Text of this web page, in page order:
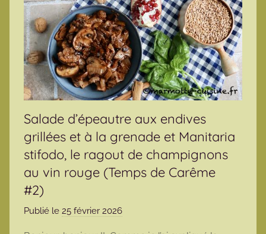
Salade d’épeautre aux endives
grillées et à la grenade et Manitaria
stifodo, le ragout de champignons
au vin rouge (Temps de Carême
#2)
Publié le 25 février 2026